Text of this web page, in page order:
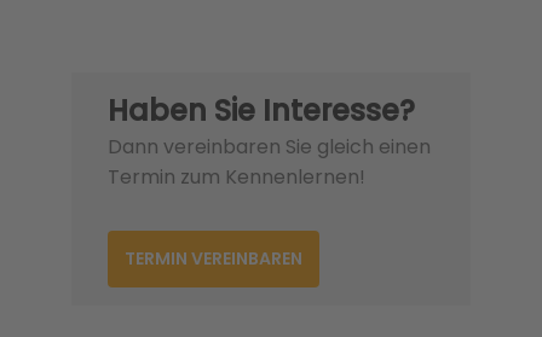
Haben Sie Interesse?
Dann vereinbaren Sie gleich einen
Termin zum Kennenlernen!
TERMIN VEREINBAREN